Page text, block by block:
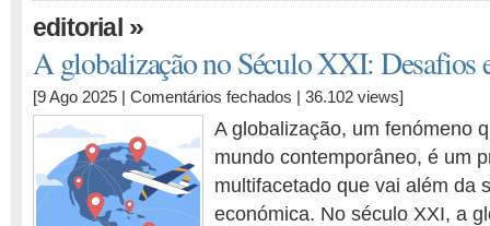
editorial»
A globalização no Século XXI: Desafios
[9 Ago 2025 | Comentários fechados em
globalização
no
Século
XXI:
| 36.102 views]
A globalização, um fenómeno
mundo contemporâneo, é um
multifacetado que vai além da
económica. No século XXI, a